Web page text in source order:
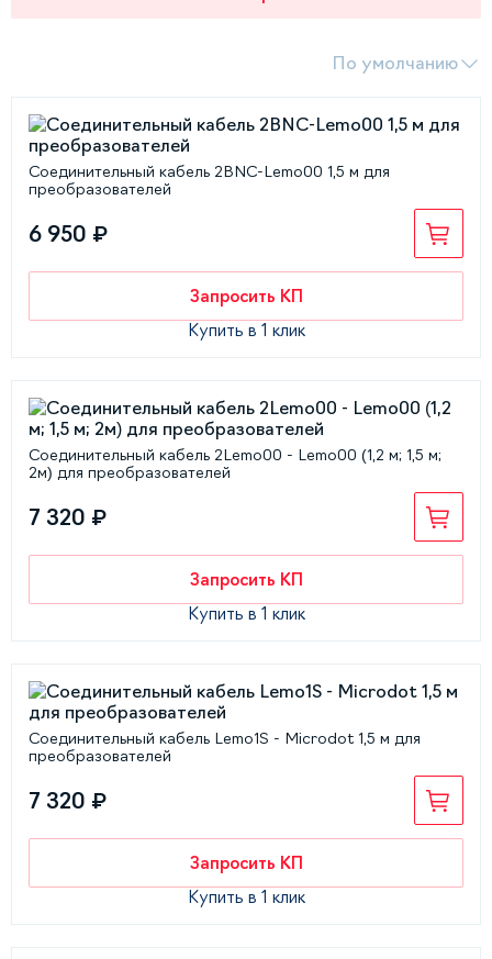
По умолчанию
Соединительный кабель 2BNC-Lemo00 1,5 м для
преобразователей
6 950 ₽
Запросить КП
Купить в 1 клик
Соединительный кабель 2Lemo00 - Lemo00 (1,2 м; 1,5 м;
2м) для преобразователей
7 320 ₽
Запросить КП
Купить в 1 клик
Соединительный кабель Lemo1S - Microdot 1,5 м для
преобразователей
7 320 ₽
Запросить КП
Купить в 1 клик